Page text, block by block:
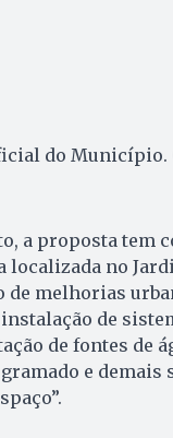
do
a proposta tem
localizada no
de melhorias
de
de fontes de
e demais